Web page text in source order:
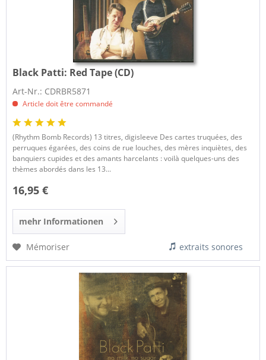
Black Patti: Red Tape (CD)
Art-Nr.: CDRBR5871
Article doit être commandé
(Rhythm Bomb Records) 13 titres, digisleeve Des cartes truquées, des
perruques égarées, des coins de rue louches, des mères inquiètes, des
banquiers cupides et des amants harcelants : voilà quelques-uns des
thèmes abordés dans les 13...
16,95 €
mehr Informationen
Mémoriser extraits sonores